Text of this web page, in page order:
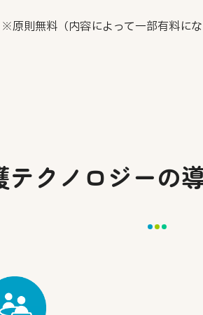
※原則無料（内容によって一部有料にな
テクノロジーの